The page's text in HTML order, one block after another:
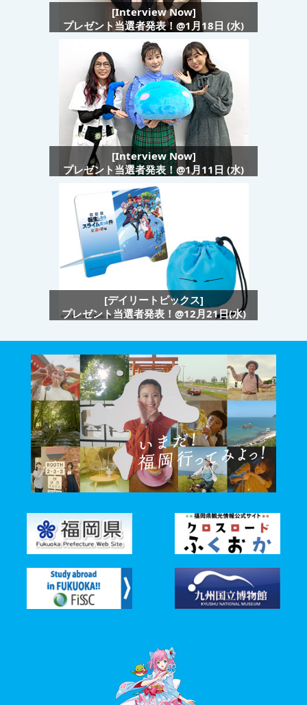
[Interview Now]
プレゼント当選者発表！@1月18日 (水)
[Interview Now]
プレゼント当選者発表！@1月11日 (水)
[デイリートピックス]
プレゼント当選者発表！@12月21日(水)